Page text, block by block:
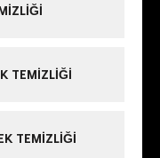
TEMIZLIĞI
TEMIZLIĞI